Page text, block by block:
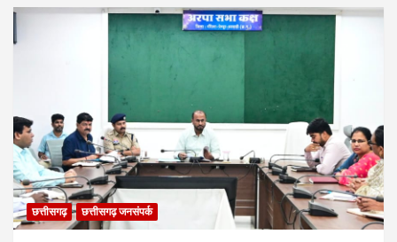
छत्तीसगढ़ छत्तीसगढ़ जनसंपर्क